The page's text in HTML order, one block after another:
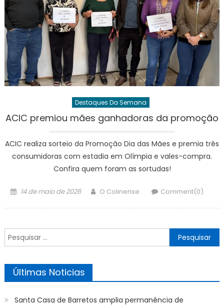
Destaques Da Semana
ACIC premiou mães ganhadoras da promoção
ACIC realiza sorteio da Promoção Dia das Mães e premia três
consumidoras com estadia em Olímpia e vales-compra.
Confira quem foram as sortudas!
Posted
14 de maio de 2026 Author
O Colinense Comment(0)
Pesquisar
por:
Últimas Noticias
Santa Casa de Barretos amplia permanência de